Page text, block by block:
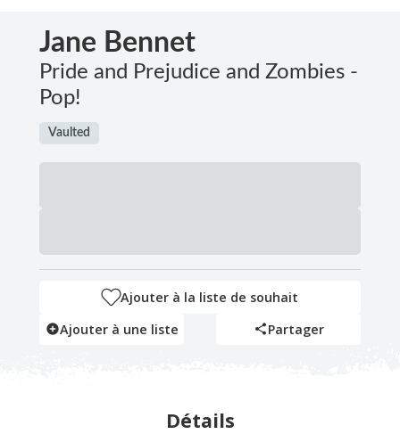
Jane Bennet
Pride and Prejudice and Zombies -
Pop!
Vaulted
Ajouter à la liste de souhait
Ajouter à une liste
Partager
Détails